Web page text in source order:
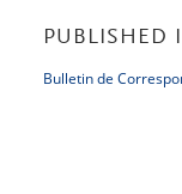
PUBLISHED
Bulletin de